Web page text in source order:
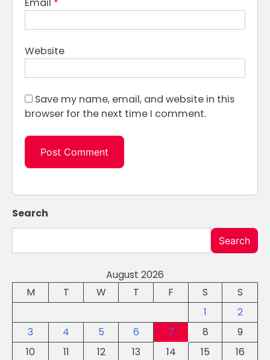
Website
Save my name, email, and website in this
browser for the next time I comment.
Search
Search
August 2026
M
T W T F S
S
1
2
3
4 5 6 7 8
9
10
11 12 13 14 15
16